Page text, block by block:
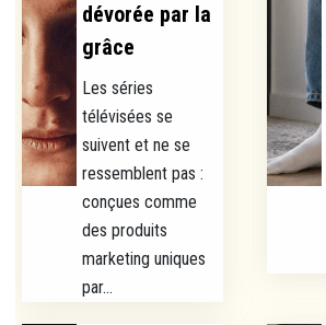
dévorée par la
grâce
Les séries
télévisées se
suivent et ne se
ressemblent pas :
conçues comme
des produits
marketing uniques
par...